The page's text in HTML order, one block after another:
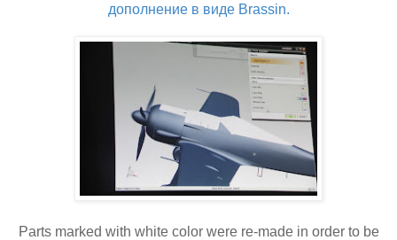
дополнение в виде Brassin.
Parts marked with white color were re-made in order to be